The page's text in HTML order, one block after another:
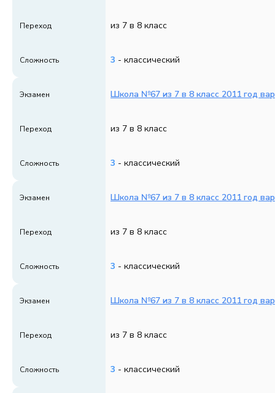
Переход из 7 в 8 класс
Сложность 3 - классический
Экзамен Школа №67 из 7 в 8 класс 2011 год
Переход из 7 в 8 класс
Сложность 3 - классический
Экзамен Школа №67 из 7 в 8 класс 2011 год
Переход из 7 в 8 класс
Сложность 3 - классический
Экзамен Школа №67 из 7 в 8 класс 2011 год
Переход из 7 в 8 класс
Сложность 3 - классический